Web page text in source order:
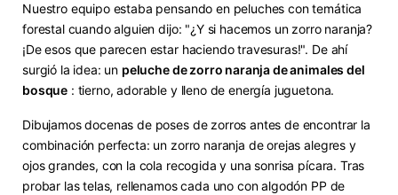
Nuestro equipo estaba pensando en peluches con temática
forestal cuando alguien dijo: "¿Y si hacemos un zorro naranja?
¡De esos que parecen estar haciendo travesuras!". De ahí
surgió la idea: un peluche de zorro naranja de animales del
bosque : tierno, adorable y lleno de energía juguetona.
Dibujamos docenas de poses de zorros antes de encontrar la
combinación perfecta: un zorro naranja de orejas alegres y
ojos grandes, con la cola recogida y una sonrisa pícara. Tras
probar las telas, rellenamos cada uno con algodón PP de